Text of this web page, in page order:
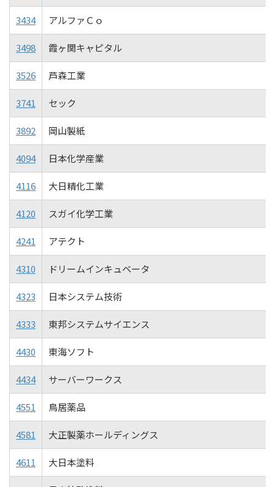
3434 アルファＣｏ
3498 霞ヶ関キャピタル
3526 芦森工業
3741 セック
3892 岡山製紙
4094 日本化学産業
4116 大日精化工業
4120 スガイ化学工業
4241 アテクト
4310 ドリームインキュベータ
4323 日本システム技術
4333 東邦システムサイエンス
4430 東海ソフト
4434 サーバーワークス
4551 鳥居薬品
4581 大正製薬ホールディングス
4611 大日本塗料